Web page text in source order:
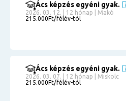
Ács képzés egyéni gyak.
2026. 03. 12. | 12 hónap | Makó
215.000Ft/félév-tól
Ács képzés egyéni gyak.
2026. 03. 07. | 12 hónap | Miskolc
215.000Ft/félév-tól